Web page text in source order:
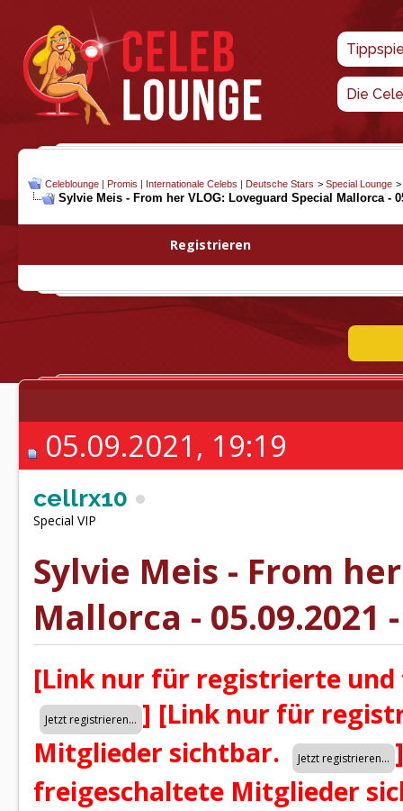
Die
Celeblounge | Promis | Internationale Celebs | Deutsche Stars > Special Lounge >
Sylvie Meis - From her VLOG: Loveguard Special Mallorca -
Registrieren
05.09.2021, 19:19
cellrx10
Special VIP
Sylvie Meis - From
Mallorca - 05.09.2021
[Link nur für registrierte
] [Link nur für
Mitglieder sichtbar.
]
freigeschaltete Mitglieder